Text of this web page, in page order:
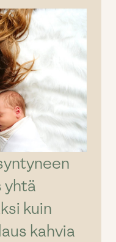
yhtä
kuin
kahvia